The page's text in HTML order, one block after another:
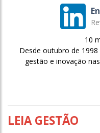
10
Desde outubro de
gestão e inovação
LEIA GESTÃO